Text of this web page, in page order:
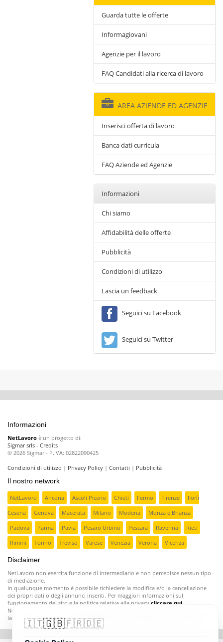
Guarda tutte le offerte
Informagiovani
Agenzie per il lavoro
FAQ Candidati alla ricerca di lavoro
AREA AZIENDE ED AGENZIE
Inserisci offerta di lavoro
Banca dati curricula
FAQ Aziende ed Agenzie
Informazioni
Chi siamo
Affidabilità delle offerte
Pubblicità
Condizioni di utilizzo
Lascia un feedback
Seguici su Facebook
Seguici su Twitter
Informazioni
NetLavoro è un progetto di:
Sigmar srls - Credits
© 2026 Sigmar - P.IVA: 02822090425
Condizioni di utilizzo | Privacy Policy | Contatti | Pubblicità
Il nostro network
NetLavoro Ancona Ascoli Piceno Chieti Fermo Firenze
Forlì
Cesena
Genova Macerata Milano Modena
Monza e Brianza
Padova
Parma Pavia Pesaro Urbino Pescara Ravenna
Rieti
Rimini
Torino Treviso Varese Venezia Verona Vicenza
Disclaimer
NetLavoro non esercita funzione di intermediario e non percepisce nessun tipo
di mediazione.
In qualunque momento è possibile richiedere la modifica e/o la cancellazione
dei propri dati o degli annunci inseriti. Per maggiori informazioni sul
funzionamento del sito e la politica relativa alla privacy cliccare qui
Nonostante i nostri controlli ci sono aziende poco serie che inseriscono offerte di
lavoro fasulle o ingannevoli;segnalatecele e provvederemo a rimuoverle
🇮🇹🇬🇧🇫🇷🇩🇪